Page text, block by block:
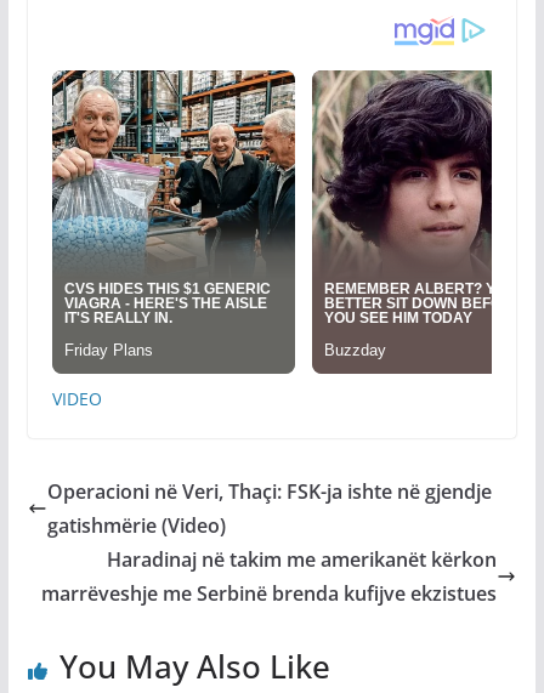
VIDEO
Operacioni në Veri, Thaçi: FSK-ja ishte në gjendje
gatishmërie (Video)
Haradinaj në takim me amerikanët kërkon
marrëveshje me Serbinë brenda kufijve ekzistues
You May Also Like